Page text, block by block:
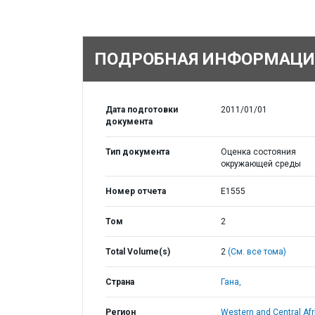
ПОДРОБНАЯ
Дата подготовки
документа
2011/01/01
Тип документа
Оценка состояния
окружающей среды
Номер отчета E1555
Том 2
Total Volume(s) 2 (См. все тома)
Страна Гана,
Регион Western and Central